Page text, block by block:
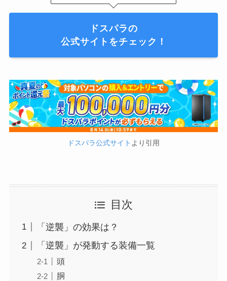
ドスパラの
公式サイトをチェック！
ドスパラ公式サイト より引用
目次
「逆襲」の効果は？
「逆襲」が発動する装備一覧
頭
胴